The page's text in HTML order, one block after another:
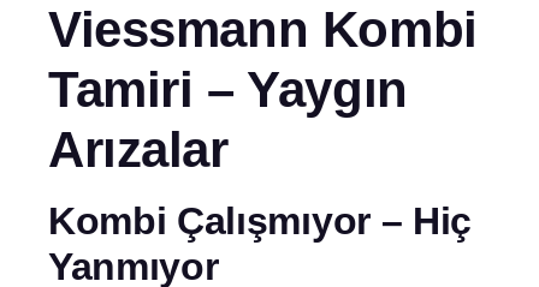
Viessmann Kombi
Tamiri – Yaygın
Arızalar
Kombi Çalışmıyor – Hiç
Yanmıyor